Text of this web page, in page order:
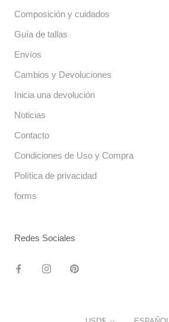
Composición y cuidados
Guía de tallas
Envíos
Cambios y Devoluciones
Inicia una devolución
Noticias
Contacto
Condiciones de Uso y Compra
Política de privacidad
forms
Redes Sociales